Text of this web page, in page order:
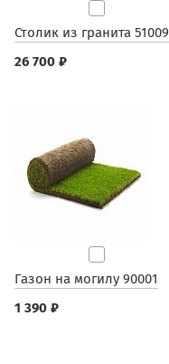
Столик из гранита 51009
26 700 ₽
Газон на могилу 90001
1 390 ₽